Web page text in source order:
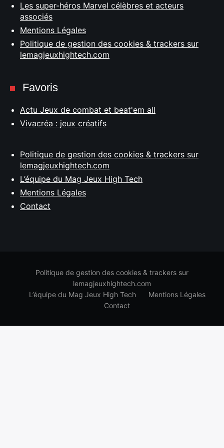
Les super-héros Marvel célèbres et acteurs
associés
Mentions Légales
Politique de gestion des cookies & trackers sur
lemagjeuxhightech.com
Favoris
Actu Jeux de combat et beat'em all
Vivacréa : jeux créatifs
Politique de gestion des cookies & trackers sur
lemagjeuxhightech.com
L’équipe du Mag Jeux High Tech
Mentions Légales
Contact
Politique de gestion des cookies & trackers sur
lemagjeuxhightech.com
L’équipe du Mag Jeux High Tech
Mentions Légales
Contact